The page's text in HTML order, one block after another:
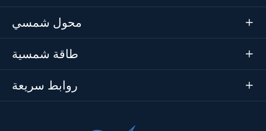
محول شمسي 
طاقة شمسية 
روابط سريعة 